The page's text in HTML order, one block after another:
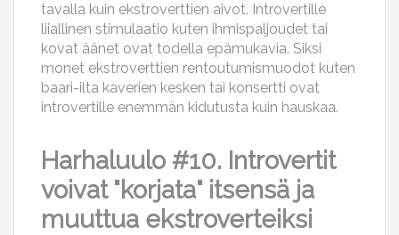
tavalla kuin ekstroverttien aivot. Introvertille
liiallinen stimulaatio kuten ihmispaljoudet tai
kovat äänet ovat todella epämukavia. Siksi
monet ekstroverttien rentoutumismuodot kuten
baari-ilta kaverien kesken tai konsertti ovat
introvertille enemmän kidutusta kuin hauskaa.
Harhaluulo #10. Introvertit
voivat "korjata" itsensä ja
muuttua ekstroverteiksi